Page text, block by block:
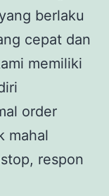
berlaku
cepat dan
memiliki
order
mahal
respon